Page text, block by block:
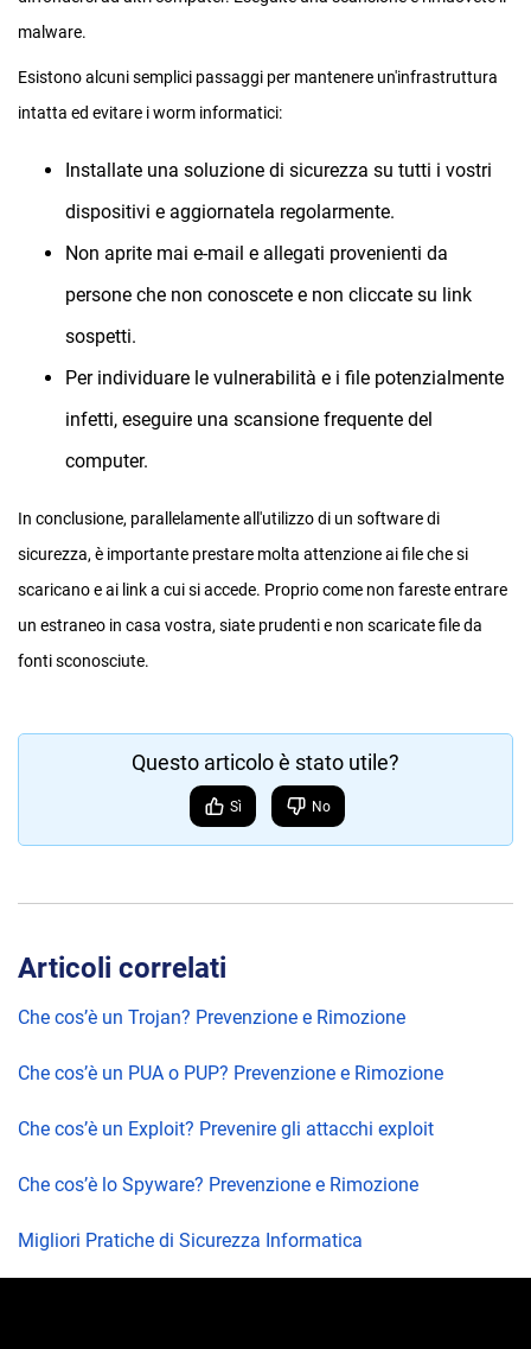
malware.
Esistono alcuni semplici passaggi per mantenere un'infrastruttura
intatta ed evitare i worm informatici:
Installate una soluzione di sicurezza su tutti i vostri
dispositivi e aggiornatela regolarmente.
Non aprite mai e-mail e allegati provenienti da
persone che non conoscete e non cliccate su link
sospetti.
Per individuare le vulnerabilità e i file potenzialmente
infetti, eseguire una scansione frequente del
computer.
In conclusione, parallelamente all'utilizzo di un software di
sicurezza, è importante prestare molta attenzione ai file che si
scaricano e ai link a cui si accede. Proprio come non fareste entrare
un estraneo in casa vostra, siate prudenti e non scaricate file da
fonti sconosciute.
Questo articolo è stato utile?
Sì No
Articoli correlati
Che cos’è un Trojan? Prevenzione e Rimozione
Che cos’è un PUA o PUP? Prevenzione e Rimozione
Che cos’è un Exploit? Prevenire gli attacchi exploit
Che cos’è lo Spyware? Prevenzione e Rimozione
Migliori Pratiche di Sicurezza Informatica